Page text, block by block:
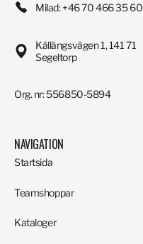
Milad: +46 70 466 35 60
Källängsvägen 1, 141 71
Segeltorp
Org. nr: 556850-5894
NAVIGATION
Startsida
Teamshoppar
Kataloger